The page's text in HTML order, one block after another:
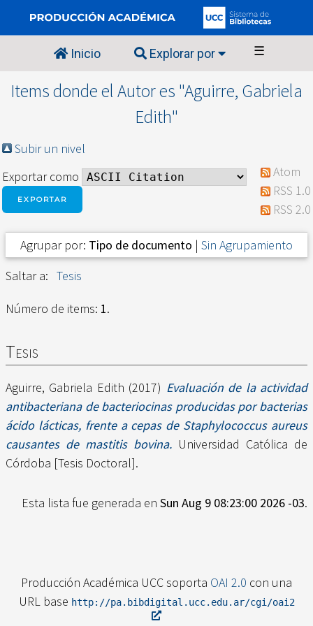
Inicio Explorar por ☰
Items donde el Autor es "Aguirre, Gabriela
Edith"
Subir un nivel
Exportar como
Atom
RSS 1.0
RSS 2.0
Agrupar por: Tipo de documento | Sin Agrupamiento
Saltar a: Tesis
Número de items: 1.
Tesis
Aguirre, Gabriela Edith (2017) Evaluación de la actividad
antibacteriana de bacteriocinas producidas por bacterias
ácido lácticas, frente a cepas de Staphylococcus aureus
causantes de mastitis bovina. Universidad Católica de
Córdoba [Tesis Doctoral].
Esta lista fue generada en Sun Aug 9 08:23:00 2026 -03.
Producción Académica UCC soporta OAI 2.0 con una
URL base http://pa.bibdigital.ucc.edu.ar/cgi/oai2